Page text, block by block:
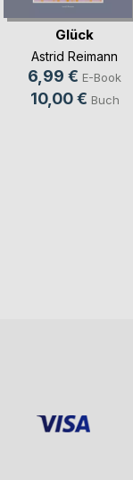
Glück
Astrid Reimann
6,99 € E-Book
10,00 € Buch